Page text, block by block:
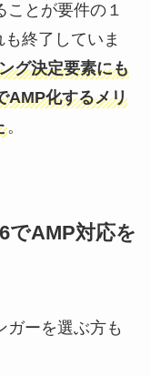
ことが要件の１
終了していま
グ決定要素にも
AMP化するメリ
。
でAMP対応を
ガーを選ぶ方も